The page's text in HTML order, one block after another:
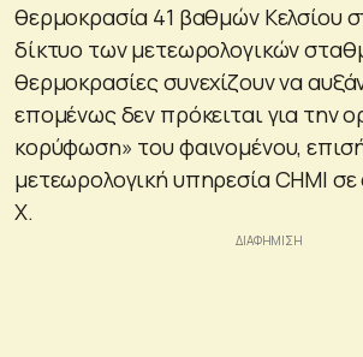
θερμοκρασία 41 βαθμών Κελσίου
δίκτυο των μετεωρολογικών
θερμοκρασίες συνεχίζουν να
επομένως δεν πρόκειται για την
κορύφωση» του φαινομένου,
μετεωρολογική υπηρεσία CHMI
X.